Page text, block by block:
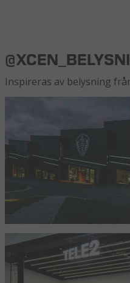
Inspireras av belysning